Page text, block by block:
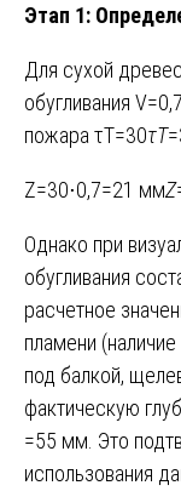
Этап 1:
Для сухой
обугливания V=0,7
пожара τT=30τT
Z=30⋅0,7=21 ммZ
Однако при
обугливания
расчетное
пламени
под балкой,
фактическую
=55 мм. Это
использования